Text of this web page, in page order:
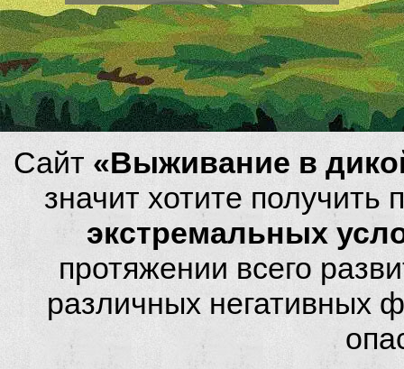
Сайт «Выживание в
значит хотите
экстремальных
протяжении всего
различных негативных